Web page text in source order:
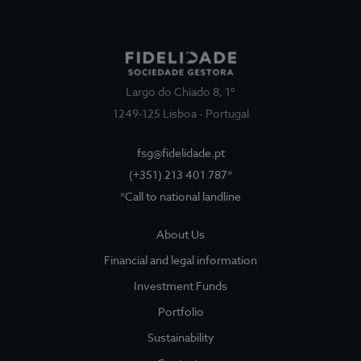
Show submenu
Legal and Finantial Information
Largo do Chiado 8, 1º
1249-125 Lisboa - Portugal
fsg@fidelidade.pt
(+351) 213 401 787*
*Call to national landline
About Us
Financial and legal information
Investment Funds
Portfolio
Sustainability